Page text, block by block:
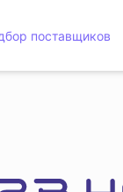
поставщиков